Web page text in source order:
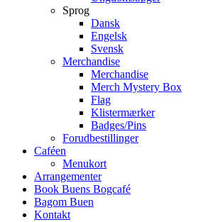
Sprog
Dansk
Engelsk
Svensk
Merchandise
Merchandise
Merch Mystery Box
Flag
Klistermærker
Badges/Pins
Forudbestillinger
Caféen
Menukort
Arrangementer
Book Buens Bogcafé
Bagom Buen
Kontakt